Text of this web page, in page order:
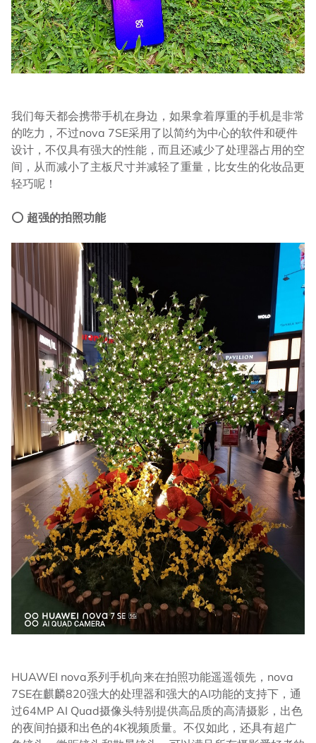
我们每天都会携带手机在身边，如果拿着厚重的手机是非常
的吃力，不过nova 7SE采用了以简约为中心的软件和硬件
设计，不仅具有强大的性能，而且还减少了处理器占用的空
间，从而减小了主板尺寸并减轻了重量，比女生的化妆品更
轻巧呢！
⭕ 超强的拍照功能
HUAWEI nova系列手机向来在拍照功能遥遥领先，nova
7SE在麒麟820强大的处理器和强大的AI功能的支持下，通
过64MP AI Quad摄像头特别提供高品质的高清摄影，出色
的夜间拍摄和出色的4K视频质量。不仅如此，还具有超广